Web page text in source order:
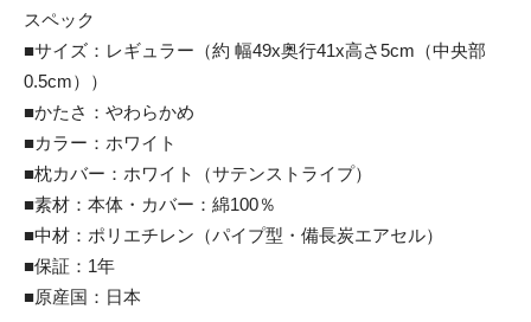
スペック
■サイズ：レギュラー（約 幅49x奥行41x高さ5cm（中央部
0.5cm））
■かたさ：やわらかめ
■カラー：ホワイト
■枕カバー：ホワイト（サテンストライプ）
■素材：本体・カバー：綿100％
■中材：ポリエチレン（パイプ型・備長炭エアセル）
■保証：1年
■原産国：日本